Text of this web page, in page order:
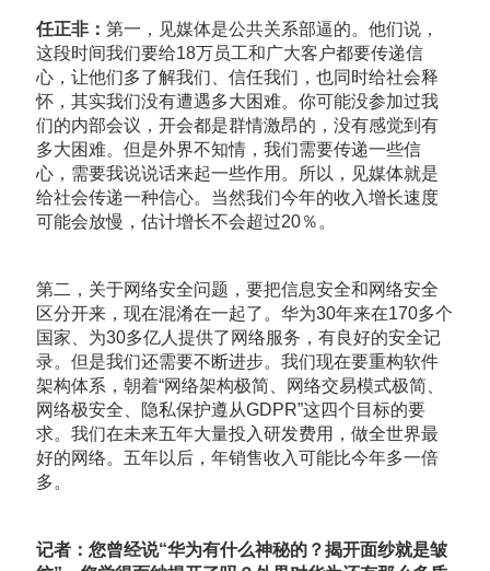
任正非： 第一，见媒体是公共关系部逼的。他们说，
这段时间我们要给18万员工和广大客户都要传递信
心，让他们多了解我们、信任我们，也同时给社会释
怀，其实我们没有遭遇多大困难。你可能没参加过我
们的内部会议，开会都是群情激昂的，没有感觉到有
多大困难。但是外界不知情，我们需要传递一些信
心，需要我说说话来起一些作用。所以，见媒体就是
给社会传递一种信心。当然我们今年的收入增长速度
可能会放慢，估计增长不会超过20％。
第二，关于网络安全问题，要把信息安全和网络安全
区分开来，现在混淆在一起了。华为30年来在170多个
国家、为30多亿人提供了网络服务，有良好的安全记
录。但是我们还需要不断进步。我们现在要重构软件
架构体系，朝着“网络架构极简、网络交易模式极简、
网络极安全、隐私保护遵从GDPR”这四个目标的要
求。我们在未来五年大量投入研发费用，做全世界最
好的网络。五年以后，年销售收入可能比今年多一倍
多。
记者：您曾经说“华为有什么神秘的？揭开面纱就是皱